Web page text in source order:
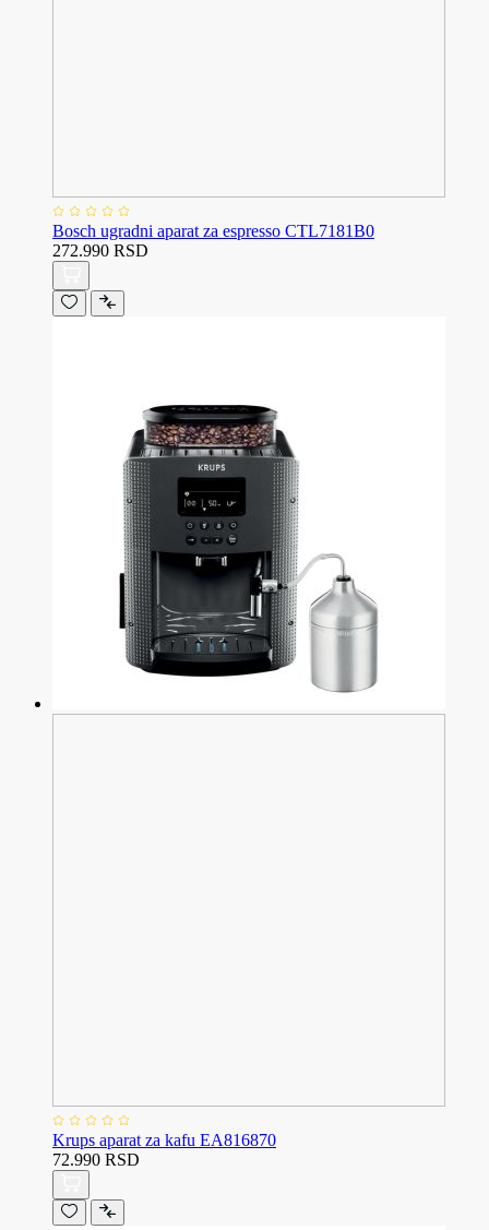
Bosch ugradni aparat za espresso CTL7181B0
272.990 RSD
Krups aparat za kafu EA816870
72.990 RSD